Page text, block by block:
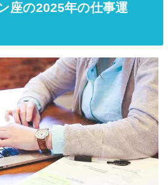
座の2025年の仕事運